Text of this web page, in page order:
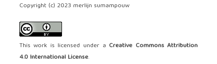
Copyright (c) 2023 merlijn sumampouw
This work is licensed under a Creative Commons Attribution
4.0 International License.